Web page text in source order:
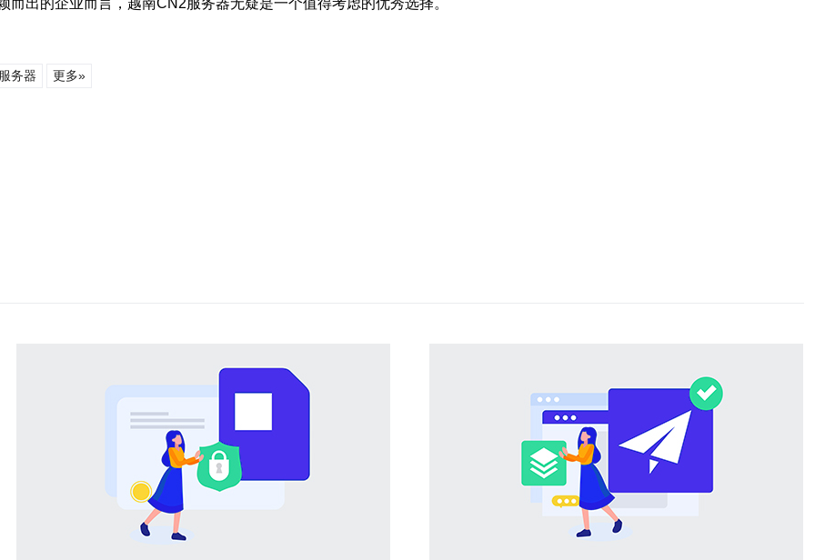
出的企业而言，越南CN2服务器无疑是一个值得考虑的优秀选择。
务器 更多»